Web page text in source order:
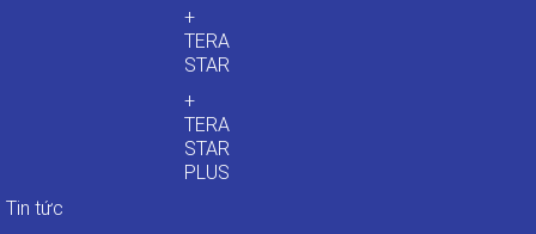
+
TERA
STAR
+
TERA
STAR
PLUS
Tin tức